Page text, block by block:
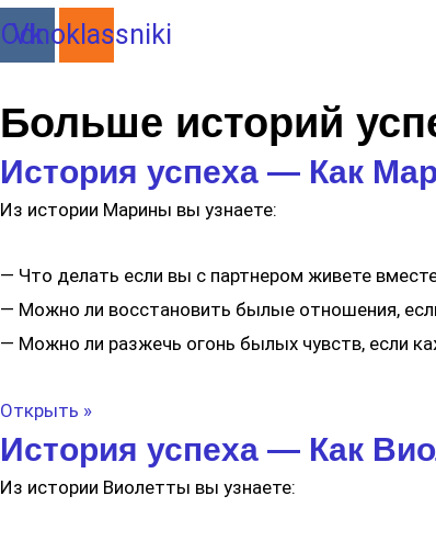
Vk
Odnoklassniki
Больше историй
История успеха — Как
Из истории Марины вы узнаете:
— Что делать если вы с партнером живете
— Можно ли восстановить былые отношения,
— Можно ли разжечь огонь былых чувств, если
Открыть »
История успеха — Как
Из истории Виолетты вы узнаете: